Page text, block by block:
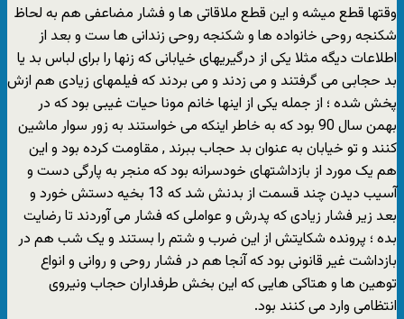
وقتها قطع میشه و این قطع ملاقاتی ها و فشار مضاعفی هم به لحاظ
شکنجه روحی خانواده ها و شکنجه روحی زندانی ها ست و بعد از
اطلاعات دیگه مثلا یکی از درگیریهای خیابانی که زنها را برای لباس بد یا
بد حجابی می گرفتند و می زدند و می بردند که فیلمهای زیادی هم ازش
پخش شده ؛ از جمله یکی از اینها خانم مونا حیات غیبی بود که در
بهمن سال 90 بود که به خاطر اینکه می خواستند به زور سوار ماشین
کنند و تو خیابان به عنوان بد حجاب ببرند , مقاومت کرده بود و این
هم یک مورد از بازداشتهای خودسرانه بود که منجر به پارگی دست و
آسیب دیدن چند قسمت از بدنش شد که 13 بخیه دستش خورد و
بعد زیر فشار زیادی که پدرش و عواملی که فشار می آوردند تا رضایت
بده ؛ پرونده شکایتش از این ضرب و شتم را بستند و یک شب هم در
بازداشت غیر قانونی بود که آنجا هم در فشار روحی و روانی و انواع
توهین ها و هتاکی هایی که این بخش طرفداران حجاب ونیروی
انتظامی وارد می کنند بود.